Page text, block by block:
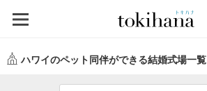
ハワイのペット同伴ができる結婚式場一覧